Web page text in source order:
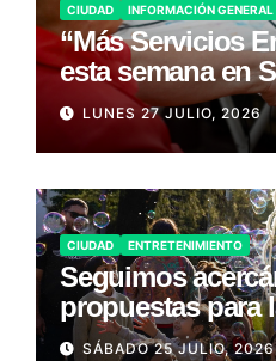
CIUDAD INFORMACIÓN GENERAL
“Más Servicios
esta semana en
LUNES 27 JULIO, 2026
CIUDAD ENTRETENIMIENTO
Seguimos
propuestas para
SÁBADO 25 JULIO,